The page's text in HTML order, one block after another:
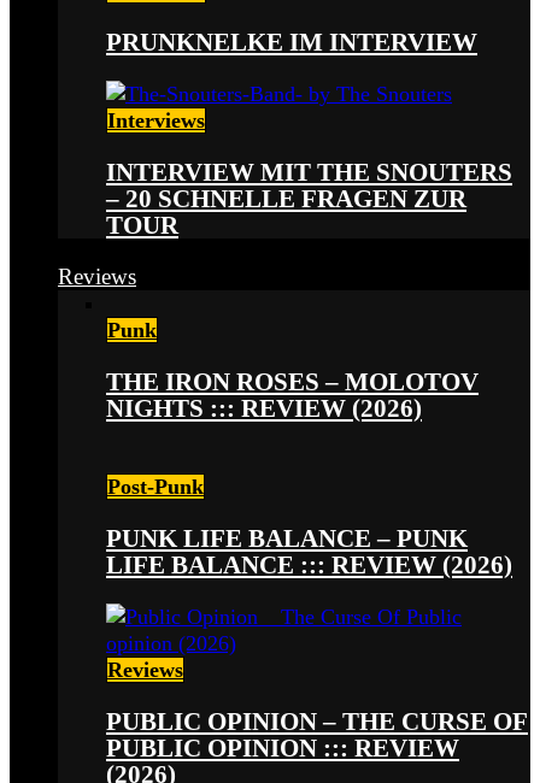
PRUNKNELKE IM INTERVIEW
Interviews
INTERVIEW MIT THE SNOUTERS
– 20 SCHNELLE FRAGEN ZUR
TOUR
Reviews
Punk
THE IRON ROSES – MOLOTOV
NIGHTS ::: REVIEW (2026)
Post-Punk
PUNK LIFE BALANCE – PUNK
LIFE BALANCE ::: REVIEW (2026)
Reviews
PUBLIC OPINION – THE CURSE OF
PUBLIC OPINION ::: REVIEW
(2026)